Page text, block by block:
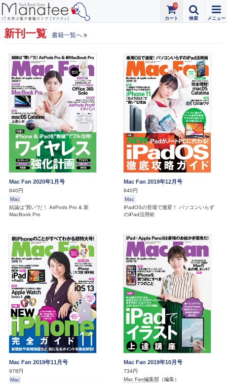
0
新刊一覧 書籍一覧へ
Mac Fan 2020年1月号
840円
Mac
結論は“買い”だ！ AirPods Pro & 新
MacBook Pro
Mac Fan 2019年12月号
840円
Mac
iPadOSの登場で激変！ パソコンいらず
のiPad活用術
Mac Fan 2019年11月号
978円
Mac
Mac Fan 2019年10月号
734円
Mac Fan編集部 （編集）